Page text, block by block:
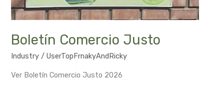
Boletín Comercio Justo
Industry /UserTopFrnakyAndRicky
Ver Boletín Comercio Justo 2026